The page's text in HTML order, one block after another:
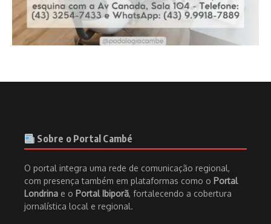
Sobre o Portal Cambé
O portal integra uma rede de comunicação regional,
com presença também em plataformas como o Portal
Londrina e o Portal Ibiporã, fortalecendo a cobertura
jornalística local e regional.